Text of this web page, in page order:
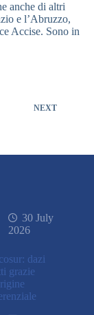
anche di altri
e l’Abruzzo,
Accise. Sono in
NEXT
30 July
2026
dazi
grazie